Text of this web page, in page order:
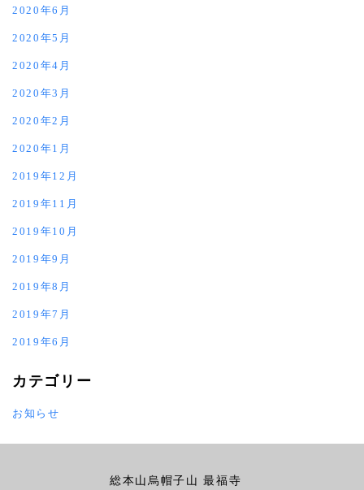
2020年6月
2020年5月
2020年4月
2020年3月
2020年2月
2020年1月
2019年12月
2019年11月
2019年10月
2019年9月
2019年8月
2019年7月
2019年6月
カテゴリー
お知らせ
総本山烏帽子山 最福寺